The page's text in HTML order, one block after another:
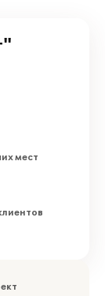
мест